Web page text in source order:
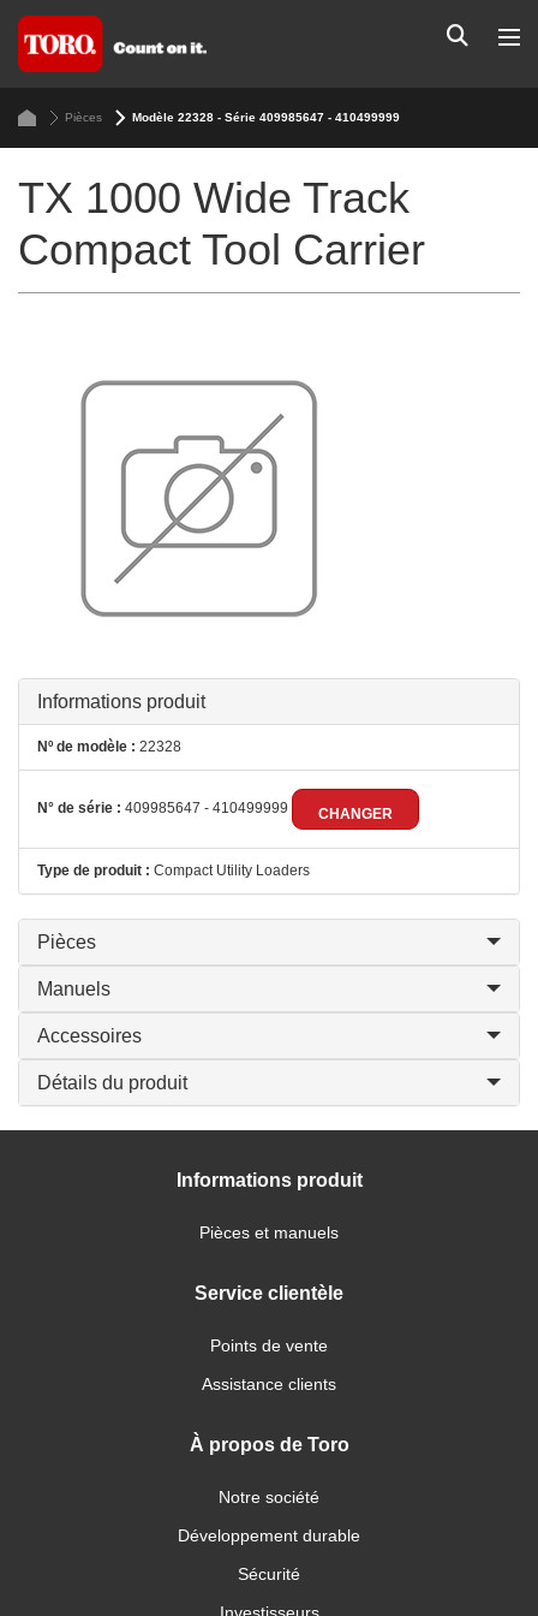
Pièces Modèle 22328 - Série 409985647 - 410499999
TX 1000 Wide Track
Compact Tool Carrier
Informations produit
Nº de modèle : 22328
N° de série : 409985647 - 410499999 CHANGER
Type de produit : Compact Utility Loaders
Pièces
Manuels
Accessoires
Détails du produit
Informations produit
Pièces et manuels
Service clientèle
Points de vente
Assistance clients
À propos de Toro
Notre société
Développement durable
Sécurité